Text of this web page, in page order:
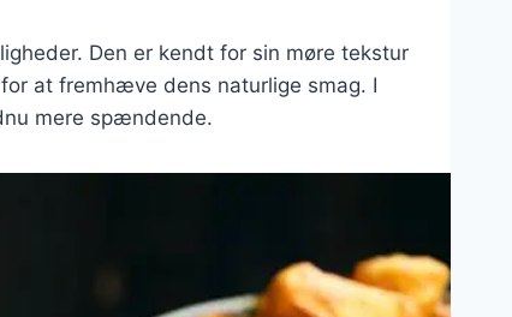
Den er kendt for sin møre tekstur
at fremhæve dens naturlige smag. I
mere spændende.